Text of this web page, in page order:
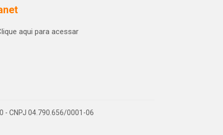
aqui para acessar
- CNPJ 04.790.656/0001-06